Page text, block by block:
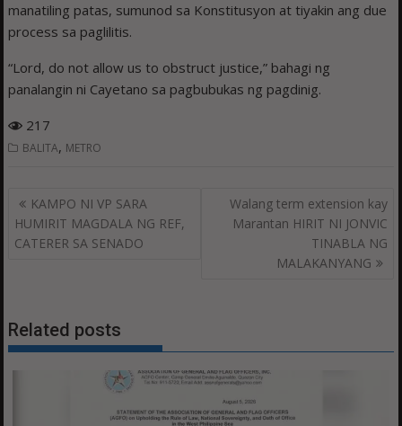
manatiling patas, sumunod sa Konstitusyon at tiyakin ang due
process sa paglilitis.
“Lord, do not allow us to obstruct justice,” bahagi ng
panalangin ni Cayetano sa pagbubukas ng pagdinig.
217
BALITA, METRO
Post
navigation
KAMPO NI VP SARA
HUMIRIT MAGDALA NG REF,
CATERER SA SENADO
Walang term extension kay
Marantan HIRIT NI JONVIC
TINABLA NG
MALAKANYANG
Related posts